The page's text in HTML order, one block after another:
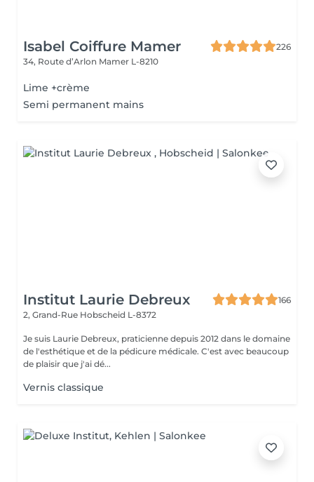
Isabel Coiffure Mamer
226
34, Route d’Arlon Mamer L-8210
Lime +crème
Semi permanent mains
Institut Laurie Debreux
166
2, Grand-Rue Hobscheid L-8372
Je suis Laurie Debreux, praticienne depuis 2012 dans le domaine
de l'esthétique et de la pédicure médicale. C'est avec beaucoup
de plaisir que j'ai dé...
Vernis classique